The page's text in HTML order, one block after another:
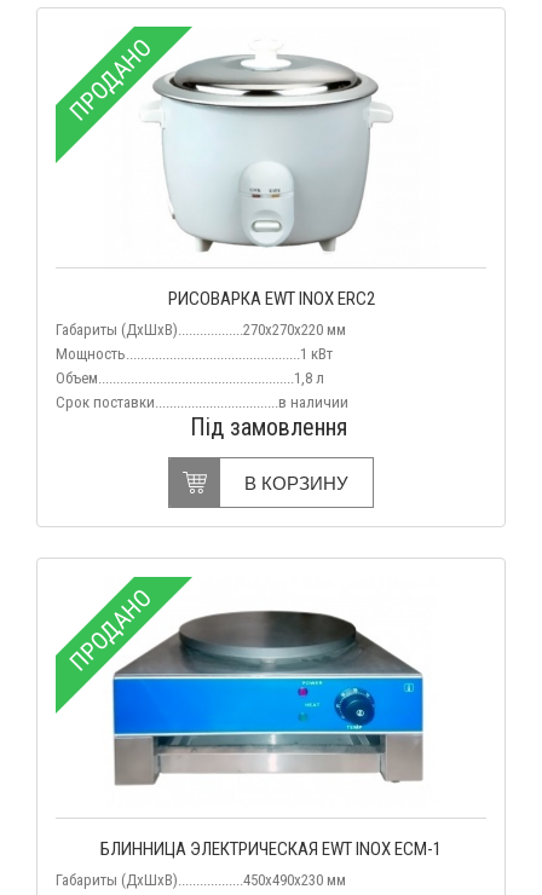
ПРОДАНО
РИСОВАРКА EWT INOX ERC2
Габариты (ДхШхВ)..................270х270х220 мм
Мощность................................................1 кВт
Объем......................................................1,8 л
Срок поставки..................................в наличии
Під замовлення
В КОРЗИНУ
ПРОДАНО
БЛИННИЦА ЭЛЕКТРИЧЕСКАЯ EWT INOX ECM-1
Габариты (ДхШхВ)..................450х490х230 мм